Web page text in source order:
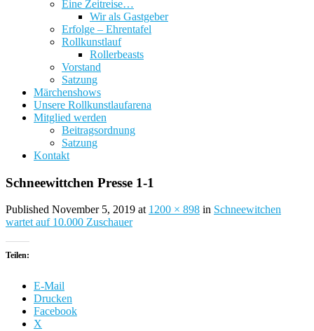
Eine Zeitreise…
Wir als Gastgeber
Erfolge – Ehrentafel
Rollkunstlauf
Rollerbeasts
Vorstand
Satzung
Märchenshows
Unsere Rollkunstlaufarena
Mitglied werden
Beitragsordnung
Satzung
Kontakt
Schneewittchen Presse 1-1
Published November 5, 2019 at 1200 × 898 in Schneewitchen
wartet auf 10.000 Zuschauer
Teilen:
E-Mail
Drucken
Facebook
X